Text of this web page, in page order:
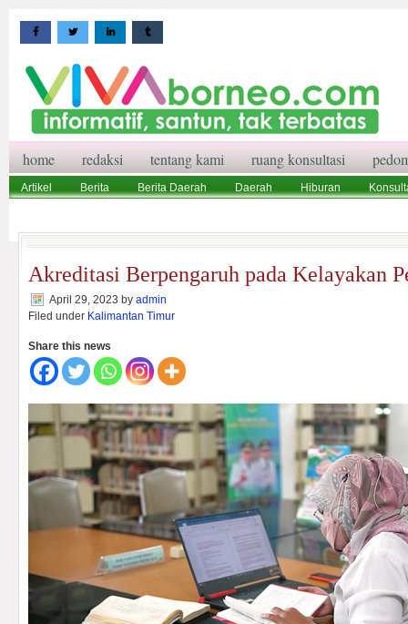
home redaksi tentang kami ruang konsultasi
Artikel Berita Berita Daerah Daerah Hiburan
Akreditasi Berpengaruh pada Kelayakan
April 29, 2023 by admin
Filed under Kalimantan Timur
Share this news